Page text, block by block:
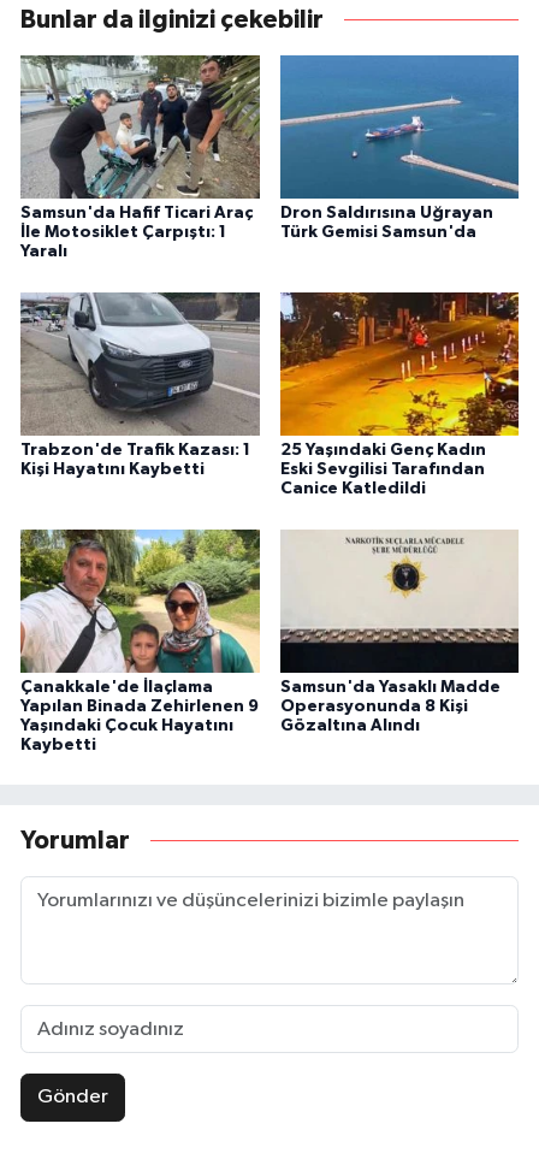
Bunlar da ilginizi çekebilir
Samsun'da Hafif Ticari Araç
İle Motosiklet Çarpıştı: 1
Yaralı
Dron Saldırısına Uğrayan
Türk Gemisi Samsun'da
Trabzon'de Trafik Kazası: 1
Kişi Hayatını Kaybetti
25 Yaşındaki Genç Kadın
Eski Sevgilisi Tarafından
Canice Katledildi
Çanakkale'de İlaçlama
Yapılan Binada Zehirlenen 9
Yaşındaki Çocuk Hayatını
Kaybetti
Samsun'da Yasaklı Madde
Operasyonunda 8 Kişi
Gözaltına Alındı
Yorumlar
Gönder